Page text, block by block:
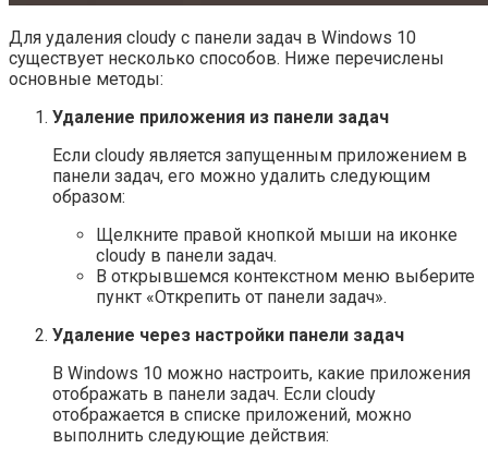
Для удаления cloudy с панели задач в Windows 10
существует несколько способов. Ниже перечислены
основные методы:
Удаление приложения из панели задач
Если cloudy является запущенным приложением в
панели задач, его можно удалить следующим
образом:
Щелкните правой кнопкой мыши на иконке
cloudy в панели задач.
В открывшемся контекстном меню выберите
пункт «Открепить от панели задач».
Удаление через настройки панели задач
В Windows 10 можно настроить, какие приложения
отображать в панели задач. Если cloudy
отображается в списке приложений, можно
выполнить следующие действия: